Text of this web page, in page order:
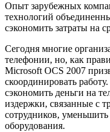
Опыт зарубежных
технологий
сэкономить затраты на
Сегодня многие
телефонии, но, как
Microsoft OCS 2007
скоординировать
сэкономить деньги на
издержки, связанные с
сотрудников,
оборудования.